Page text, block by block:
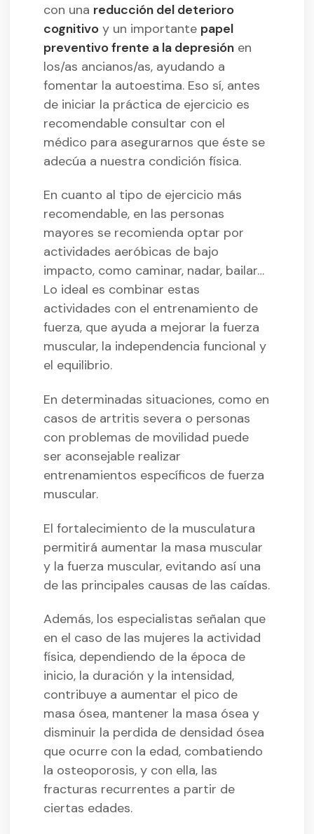
con una reducción del deterioro
cognitivo y un importante papel
preventivo frente a la depresión en
los/as ancianos/as, ayudando a
fomentar la autoestima. Eso sí, antes
de iniciar la práctica de ejercicio es
recomendable consultar con el
médico para asegurarnos que éste se
adecúa a nuestra condición física.
En cuanto al tipo de ejercicio más
recomendable, en las personas
mayores se recomienda optar por
actividades aeróbicas de bajo
impacto, como caminar, nadar, bailar…
Lo ideal es combinar estas
actividades con el entrenamiento de
fuerza, que ayuda a mejorar la fuerza
muscular, la independencia funcional y
el equilibrio.
En determinadas situaciones, como en
casos de artritis severa o personas
con problemas de movilidad puede
ser aconsejable realizar
entrenamientos específicos de fuerza
muscular.
El fortalecimiento de la musculatura
permitirá aumentar la masa muscular
y la fuerza muscular, evitando así una
de las principales causas de las caídas.
Además, los especialistas señalan que
en el caso de las mujeres la actividad
física, dependiendo de la época de
inicio, la duración y la intensidad,
contribuye a aumentar el pico de
masa ósea, mantener la masa ósea y
disminuir la perdida de densidad ósea
que ocurre con la edad, combatiendo
la osteoporosis, y con ella, las
fracturas recurrentes a partir de
ciertas edades.